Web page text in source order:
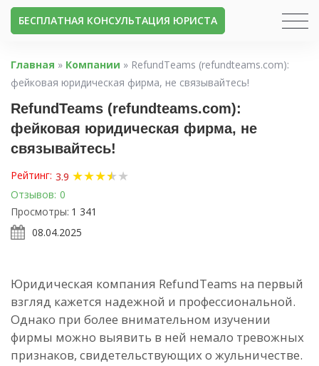
БЕСПЛАТНАЯ КОНСУЛЬТАЦИЯ ЮРИСТА
Главная » Компании » RefundTeams (refundteams.com):
фейковая юридическая фирма, не связывайтесь!
RefundTeams (refundteams.com):
фейковая юридическая фирма, не
связывайтесь!
Рейтинг: 3.9 ★★★★
★★
Отзывов: 0
Просмотры: 1 341
08.04.2025
Юридическая компания RefundTeams на первый
взгляд кажется надежной и профессиональной.
Однако при более внимательном изучении
фирмы можно выявить в ней немало тревожных
признаков, свидетельствующих о жульничестве.